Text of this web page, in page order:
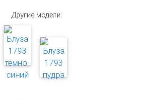
Другие модели: